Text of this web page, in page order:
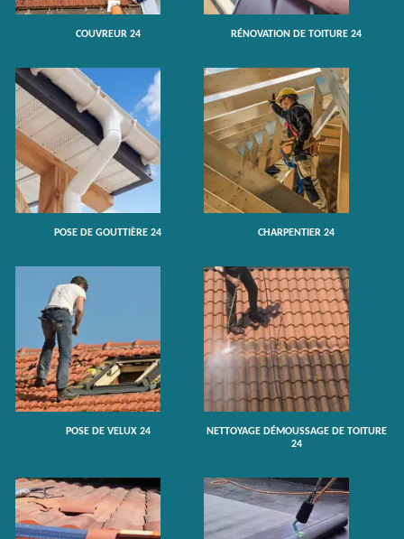
COUVREUR 24 RÉNOVATION DE TOITURE 24
POSE DE GOUTTIÈRE 24 CHARPENTIER 24
POSE DE VELUX 24
NETTOYAGE DÉMOUSSAGE DE TOITURE
24